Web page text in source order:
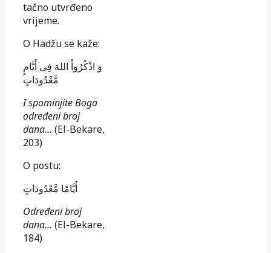
tačno utvrđeno
vrijeme.
O Hadžu se kaže:
وَ اذْكُرُواْ اللهَ فِى أَيَّامٍ
مَّعْدُودَاتٍ
I spominjite Boga
određeni broj
dana… (El-Bekare,
203)
O postu:
أَيَّامًا مَّعْدُودَاتٍ
Određeni broj
dana… (El-Bekare,
184)